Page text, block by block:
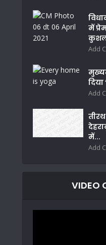
में
Add
Add
में...
Add
VIDEO